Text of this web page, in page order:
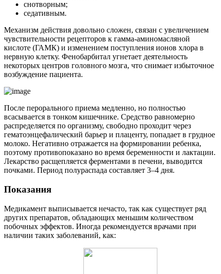
снотворным;
седативным.
Механизм действия довольно сложен, связан с увеличением
чувствительности рецепторов к гамма-аминомасляной
кислоте (ГАМК) и изменением поступления ионов хлора в
нервную клетку. Фенобарбитал угнетает деятельность
некоторых центров головного мозга, что снимает избыточное
возбуждение пациента.
После перорального приема медленно, но полностью
всасывается в тонком кишечнике. Средство равномерно
распределяется по организму, свободно проходит через
гематоэнцефалический барьер и плаценту, попадает в грудное
молоко. Негативно отражается на формировании ребенка,
поэтому противопоказано во время беременности и лактации.
Лекарство расщепляется ферментами в печени, выводится
почками. Период полураспада составляет 3–4 дня.
Показания
Медикамент выписывается нечасто, так как существует ряд
других препаратов, обладающих меньшим количеством
побочных эффектов. Иногда рекомендуется врачами при
наличии таких заболеваний, как: